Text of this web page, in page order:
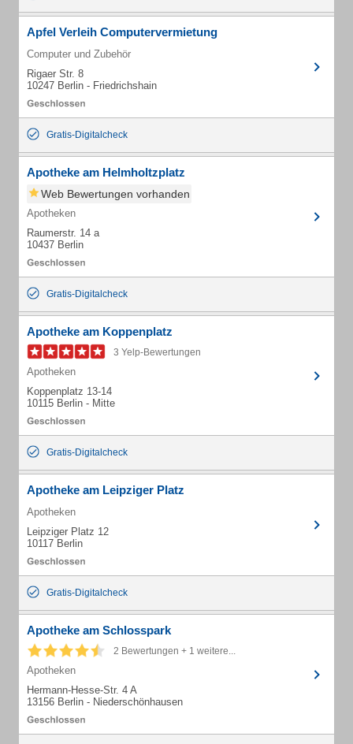
Apfel Verleih Computervermietung
Computer und Zubehör
Rigaer Str. 8
10247 Berlin - Friedrichshain
Gratis-Digitalcheck
Apotheke am Helmholtzplatz
Web Bewertungen vorhanden
Apotheken
Raumerstr. 14 a
10437 Berlin
Gratis-Digitalcheck
Apotheke am Koppenplatz
3 Yelp-Bewertungen
Apotheken
Koppenplatz 13-14
10115 Berlin - Mitte
Gratis-Digitalcheck
Apotheke am Leipziger Platz
Apotheken
Leipziger Platz 12
10117 Berlin
Gratis-Digitalcheck
Apotheke am Schlosspark
2 Bewertungen + 1 weitere...
Apotheken
Hermann-Hesse-Str. 4 A
13156 Berlin - Niederschönhausen